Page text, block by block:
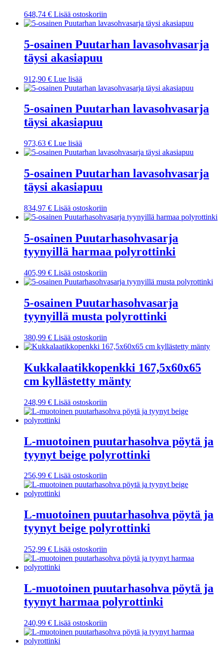
648,74 € Lisää ostoskoriin
5-osainen Puutarhan lavasohvasarja
täysi akasiapuu
912,90 € Lue lisää
5-osainen Puutarhan lavasohvasarja
täysi akasiapuu
973,63 € Lue lisää
5-osainen Puutarhan lavasohvasarja
täysi akasiapuu
834,97 € Lisää ostoskoriin
5-osainen Puutarhasohvasarja
tyynyillä harmaa polyrottinki
405,99 € Lisää ostoskoriin
5-osainen Puutarhasohvasarja
tyynyillä musta polyrottinki
380,99 € Lisää ostoskoriin
Kukkalaatikkopenkki 167,5x60x65
cm kyllästetty mänty
248,99 € Lisää ostoskoriin
L-muotoinen puutarhasohva pöytä ja
tyynyt beige polyrottinki
256,99 € Lisää ostoskoriin
L-muotoinen puutarhasohva pöytä ja
tyynyt beige polyrottinki
252,99 € Lisää ostoskoriin
L-muotoinen puutarhasohva pöytä ja
tyynyt harmaa polyrottinki
240,99 € Lisää ostoskoriin